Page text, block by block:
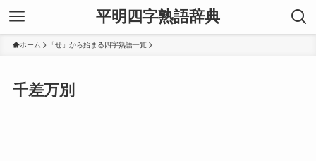
平明四字熟語辞典
ホーム 「せ」から始まる四字熟語一覧
千差万別